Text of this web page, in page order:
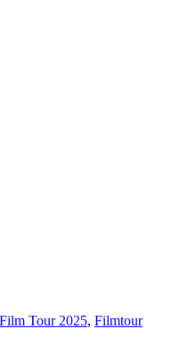
Tour 2025, Filmtour